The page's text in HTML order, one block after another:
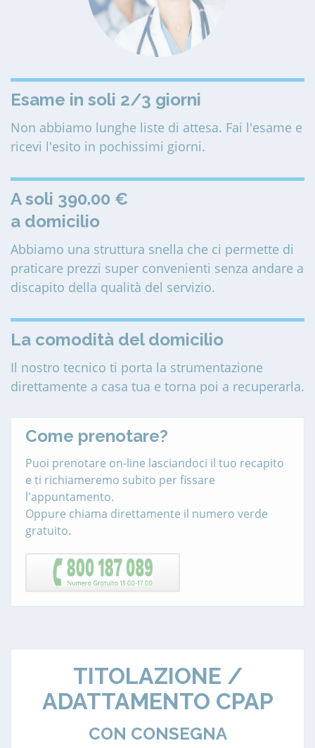
Esame in soli 2/3 giorni
Non abbiamo lunghe liste di attesa. Fai l'esame e
ricevi l'esito in pochissimi giorni.
A soli 390.00 €
a domicilio
Abbiamo una struttura snella che ci permette di
praticare prezzi super convenienti senza andare a
discapito della qualità del servizio.
La comodità del domicilio
Il nostro tecnico ti porta la strumentazione
direttamente a casa tua e torna poi a recuperarla.
Come prenotare?
Puoi prenotare on-line lasciandoci il tuo recapito
e ti richiameremo subito per fissare
l'appuntamento.
Oppure chiama direttamente il numero verde
gratuito.
TITOLAZIONE /
ADATTAMENTO CPAP
CON CONSEGNA